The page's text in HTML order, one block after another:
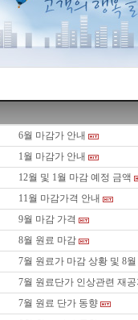
6월 마감가 안내
1월 마감가 안내
12월 및 1월 마감 예정 금액
11월 마감가격 안내
9월 마감 가격
8월 원료 마감
7월 원료가 마감 상황 및 8
7월 원료단가 인상관련 재
7월 원료 단가 동향